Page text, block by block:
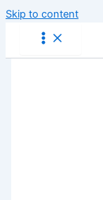
Skip to content